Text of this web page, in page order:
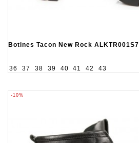
Botines Tacon New Rock ALKTR001S7
36 37 38 39 40 41 42 43
-10%